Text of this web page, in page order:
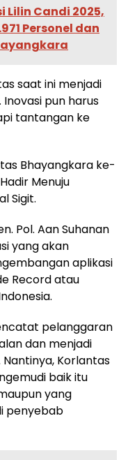
Lilin Candi 2025,
Personel dan
saat ini menjadi
pun harus
tantangan ke
Bhayangkara ke-
Menuju
Sigit.
Pol. Aan Suhanan
yang akan
aplikasi
Record atau
pelanggaran
dan menjadi
Korlantas
baik itu
yang
penyebab